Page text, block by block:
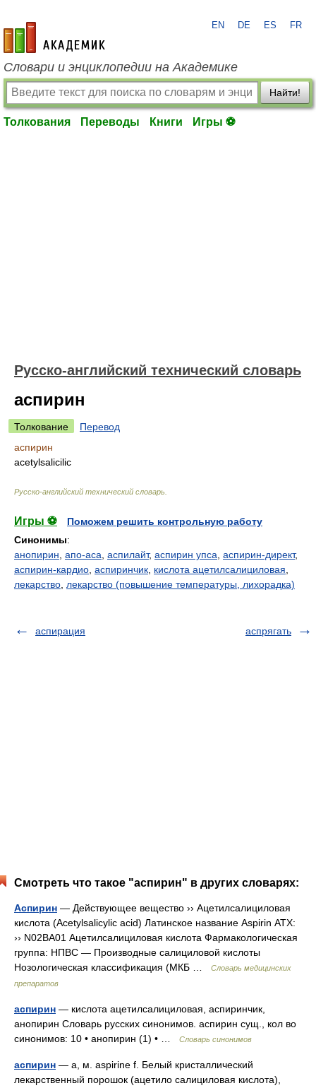
academic.ru
EN DE ES FR
Словари и энциклопедии на Академике
Найти!
Толкования Переводы Книги Игры ⚽
Русско-английский технический словарь
аспирин
Толкование
Перевод
аспирин
acetylsalicilic
Русско-английский технический словарь
Игры ⚽
Поможем решить контрольную работу
Синонимы:
анопирин апо-аса аспилайт, аспирин упса аспирин-директ,
аспирин-кардио аспиринчик кислота ацетилсалициловая
лекарство лекарство (повышение температуры, лихорадка)
аспирация аспрягать
Смотреть что такое "аспирин" в других словарях:
Аспирин — Действующее вещество ›› Ацетилсалициловая
кислота (Acetylsalicylic acid) Латинское название Aspirin АТХ:
›› N02BA01 Ацетилсалициловая кислота Фармакологическая
группа: НПВС — Производные салициловой кислоты
Нозологическая классификация (МКБ …
Словарь медицинских
препаратов
аспирин — кислота ацетилсалициловая, аспиринчик,
анопирин Словарь русских синонимов. аспирин сущ., кол во
синонимов: 10 • анопирин (1) • …
Словарь синонимов
аспирин — а, м. aspirine f. Белый кристаллический
лекарственный порошок (ацетило салициловая кислота),